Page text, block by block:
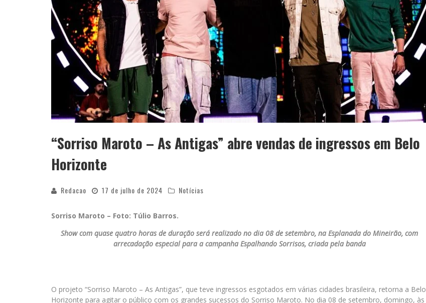
“Sorriso Maroto – As Antigas” abre vendas de ingressos em Belo
Horizonte
Redacao 17 de julho de 2024 Notícias
Sorriso Maroto – Foto: Túlio Barros.
Show com quase quatro horas de duração será realizado no dia 08 de setembro, na Esplanada do Mineirão, com
arrecadação especial para a campanha Espalhando Sorrisos, criada pela banda
O projeto “Sorriso Maroto – As Antigas”, que teve ingressos esgotados em várias cidades brasileira, retorna a Belo
Horizonte para agitar o público com os grandes sucessos do Sorriso Maroto. No dia 08 de setembro, domingo, às